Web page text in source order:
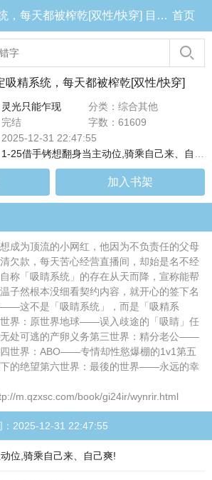
误绑定吸精系统，每天都被榨乾[双性/快穿] 目录 (共25章) 首页
吸精系统，每天都被榨乾[双性/快穿]
灵光只能乍现
分类：综合其他
结
字数：61609
12-31 22:47:55
1-25借手铐想翻身当主动位,骑乘自己来、自己爽!
加入书架
成为顶流的小网红，他因为不负责任的父母
欠款，每天苦心经营直播间，却始是名不经
称「吸睛系统」的存在从天而降，宣称能帮
子然根本没细看契约内容，就开心的签下名
这不是「吸睛系统」，而是「吸精系
界：原世界地球——误入歧途的「吸睛」任
处可逃的产卵义务第三世界：精分老公——
世界：ABO——专情却性慾爆棚的1v1第五
的绝望第六世界：最後的世界——永远的幸
m.qzxsc.com/book/gi24ir/wynrir.html
2025-12-31 22:47:55
位,骑乘自己来、自己爽!